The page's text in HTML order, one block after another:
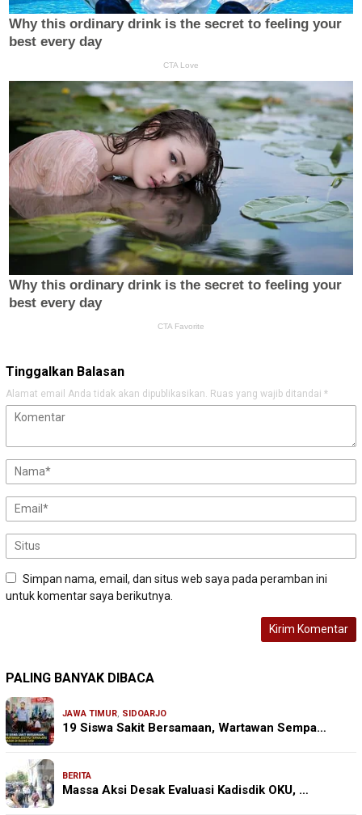
Tinggalkan Balasan
Alamat email Anda tidak akan dipublikasikan. Ruas yang wajib ditandai *
Simpan nama, email, dan situs web saya pada peramban ini
untuk komentar saya berikutnya.
PALING BANYAK DIBACA
JAWA TIMUR, SIDOARJO
19 Siswa Sakit Bersamaan, Wartawan Sempa…
BERITA
Massa Aksi Desak Evaluasi Kadisdik OKU, …